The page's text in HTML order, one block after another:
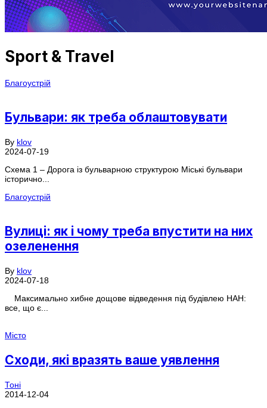
Sport & Travel
Благоустрій
Бульвари: як треба облаштовувати
By klov
2024-07-19
Схема 1 – Дорога із бульварною структурою Міські бульвари
історично...
Благоустрій
Вулиці: як і чому треба впустити на них
озеленення
By klov
2024-07-18
Максимально хибне дощове відведення під будівлею НАН:
все, що є...
Місто
Сходи, які вразять ваше уявлення
Тоні
2014-12-04